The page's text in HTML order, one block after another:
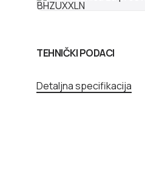
TEHNIČKI PODACI
Detaljna specifikacija